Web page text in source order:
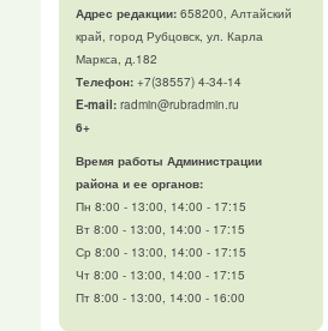
Адрес редакции:658200, Алтайский
край, город Рубцовск, ул. Карла
Маркса, д.182
Телефон:+7(38557) 4-34-14
E-mail:radmin@rubradmin.ru
6+
Время работы Администрации
района и ее органов:
Пн 8:00 - 13:00, 14:00 - 17:15
Вт 8:00 - 13:00, 14:00 - 17:15
Ср 8:00 - 13:00, 14:00 - 17:15
Чт 8:00 - 13:00, 14:00 - 17:15
Пт 8:00 - 13:00, 14:00 - 16:00